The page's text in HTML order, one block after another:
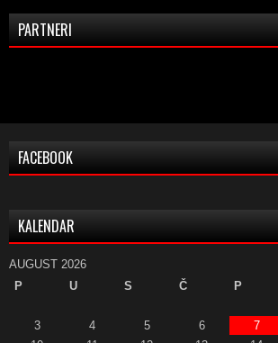
PARTNERI
FACEBOOK
KALENDAR
AUGUST 2026
P
U S Č P
3
4 5 6 7